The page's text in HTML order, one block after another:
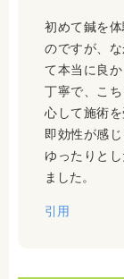
初めて鍼を
のですが、
て本当に良
丁寧で、こ
心して施術
即効性が感
ゆったりと
ました。
引用